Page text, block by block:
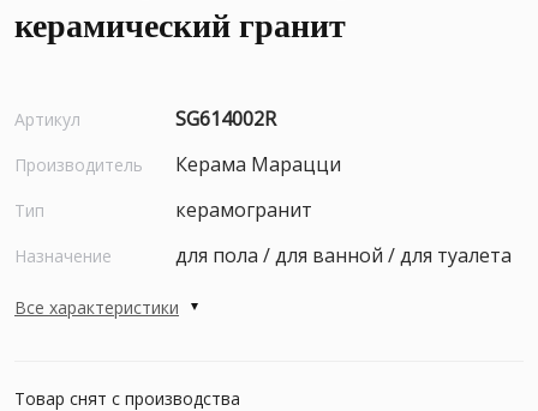
керамический гранит
Артикул SG614002R
Производитель Керама Марацци
Тип керамогранит
Назначение для пола / для ванной / для туалета
Все характеристики
Товар снят с производства